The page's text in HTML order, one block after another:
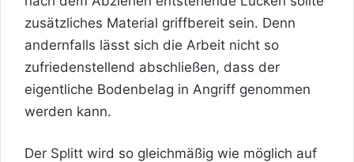
zusätzliches Material griffbereit sein. Denn
andernfalls lässt sich die Arbeit nicht so
zufriedenstellend abschließen, dass der
eigentliche Bodenbelag in Angriff genommen
werden kann.
Der Splitt wird so gleichmäßig wie möglich auf